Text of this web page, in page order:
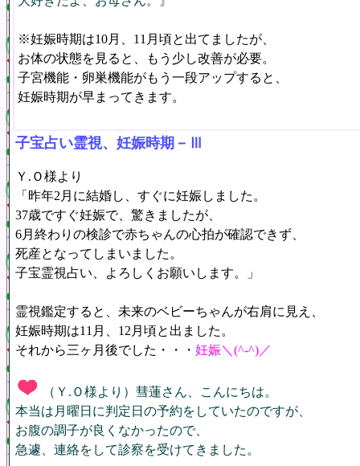
※妊娠時期は10月、11月頃と出てましたが、
お体の状態を見ると、もう少し改善が必要。
子宮機能・卵巣機能がもう一段アップすると、
妊娠時期が早まってきます。
子宝占い霊視、妊娠時期－Ⅲ
Ｙ.Ｏ様より
「昨年2月に結婚し、すぐに妊娠しました。
37歳ですぐ妊娠で、驚きましたが、
6月終わりの検診で赤ちゃんの心拍が確認できず、
死産となってしまいました。
子宝霊視占い、よろしくお願いします。」
霊視鑑定すると、未来のベビーちゃんが右肩に見え、
妊娠時期は11月、12月頃と出ました。
それから三ヶ月後でした・・・ 妊娠＼(^-^)／
（Ｙ.Ｏ様より）彗蓮さん、こんにちは。
本当は月曜日に判定日の予約をしていたのですが、
お腹の調子が良くなかったので、
急遽、連絡をして診察を受けてきました。